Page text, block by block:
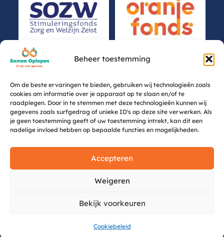
Beheer toestemming
Om de beste ervaringen te bieden, gebruiken wij technologieën zoals
cookies om informatie over je apparaat op te slaan en/of te
raadplegen. Door in te stemmen met deze technologieën kunnen wij
gegevens zoals surfgedrag of unieke ID's op deze site verwerken. Als
je geen toestemming geeft of uw toestemming intrekt, kan dit een
nadelige invloed hebben op bepaalde functies en mogelijkheden.
Accepteren
Weigeren
Bekijk voorkeuren
Cookiebeleid
Privacybeleid